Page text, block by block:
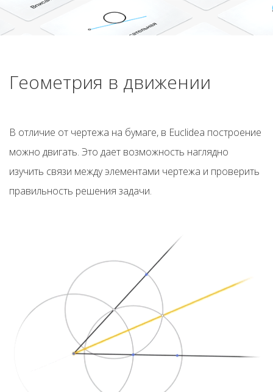
Геометрия в движении
В отличие от чертежа на бумаге, в Euclidea построение
можно двигать. Это дает возможность наглядно
изучить связи между элементами чертежа и проверить
правильность решения задачи.